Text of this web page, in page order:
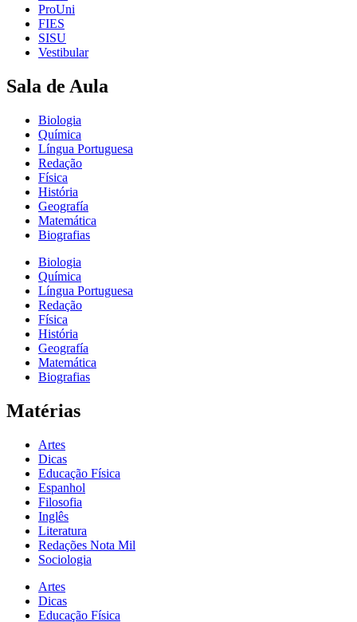
ProUni
FIES
SISU
Vestibular
Sala de Aula
Biologia
Química
Língua Portuguesa
Redação
Física
História
Geografía
Matemática
Biografias
Biologia
Química
Língua Portuguesa
Redação
Física
História
Geografía
Matemática
Biografias
Matérias
Artes
Dicas
Educação Física
Espanhol
Filosofia
Inglês
Literatura
Redações Nota Mil
Sociologia
Artes
Dicas
Educação Física